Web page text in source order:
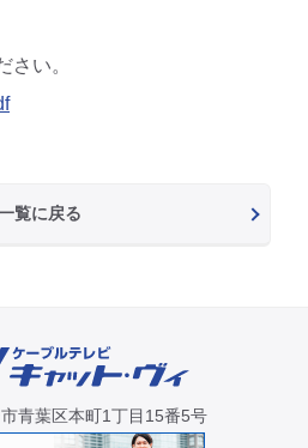
さい。
覧に戻る
青葉区本町1丁目15番5号